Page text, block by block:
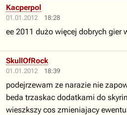
01.01.2012 18:28
Kacperpol
ee 2011 dużo więcej dobrych gier
01.01.2012 18:39
SkullOfRock
podejrzewam ze narazie nie
beda trzaskac dodatkami do
wieszkszy cos zmieniajacy